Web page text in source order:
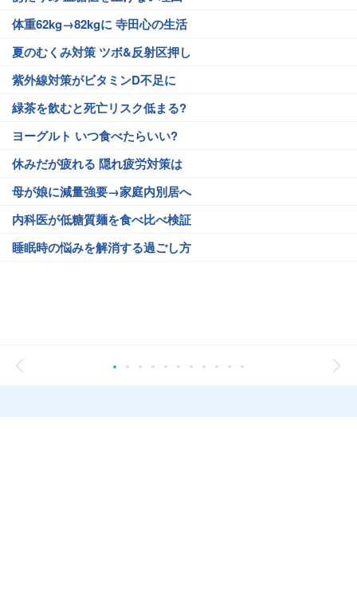
体重62kg→82kgに 寺田心の生活
夏のむくみ対策 ツボ&反射区押し
紫外線対策がビタミンD不足に
緑茶を飲むと死亡リスク低まる?
ヨーグルト いつ食べたらいい?
休みだが疲れる 隠れ疲労対策は
母が娘に減量強要→家庭内別居へ
内科医が低糖質麺を食べ比べ検証
睡眠時の悩みを解消する過ごし方